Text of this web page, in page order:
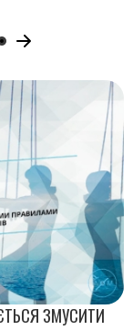
ЗМУСИТИ